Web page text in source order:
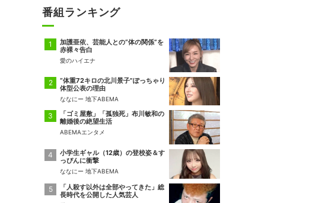
番組ランキング
加護亜依、芸能人との“体の関係”を
赤裸々告白
愛のハイエナ
“体重72キロの北川景子”ぽっちゃり
体型公表の理由
ななにー 地下ABEMA
「ゴミ屋敷」「孤独死」布川敏和の
離婚後の絶望生活
ABEMAエンタメ
小学生ギャル（12歳）の登校姿＆す
っぴんに衝撃
ななにー 地下ABEMA
「人殺す以外は全部やってきた」総
長時代を公開した人気芸人